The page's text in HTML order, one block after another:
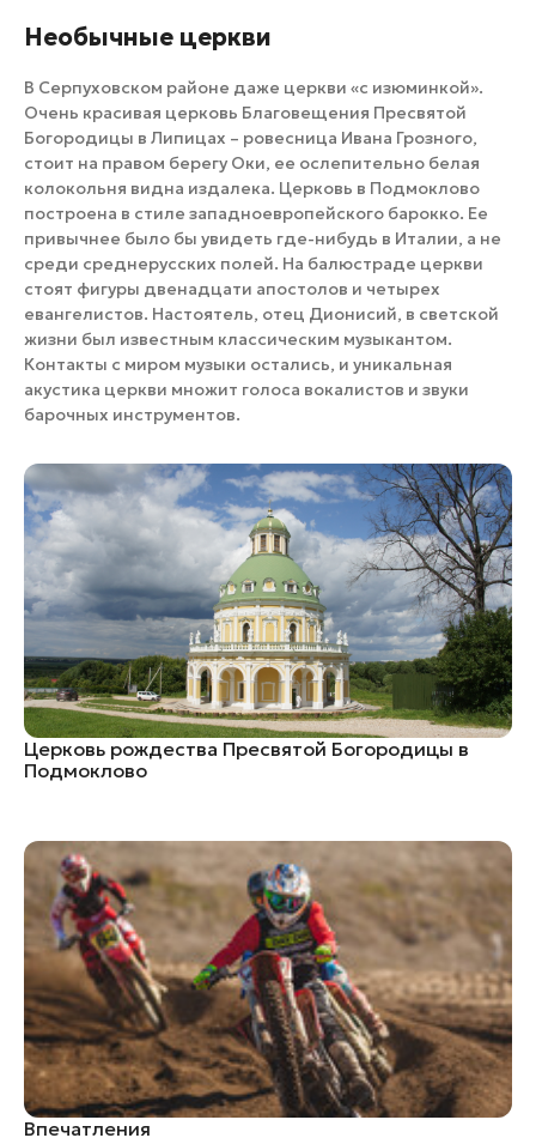
Необычные церкви
В Серпуховском районе даже церкви «с изюминкой».
Очень красивая церковь Благовещения Пресвятой
Богородицы в Липицах – ровесница Ивана Грозного,
стоит на правом берегу Оки, ее ослепительно белая
колокольня видна издалека. Церковь в Подмоклово
построена в стиле западноевропейского барокко. Ее
привычнее было бы увидеть где-нибудь в Италии, а не
среди среднерусских полей. На балюстраде церкви
стоят фигуры двенадцати апостолов и четырех
евангелистов. Настоятель, отец Дионисий, в светской
жизни был известным классическим музыкантом.
Контакты с миром музыки остались, и уникальная
акустика церкви множит голоса вокалистов и звуки
барочных инструментов.
Церковь рождества Пресвятой Богородицы в
Подмоклово
Впечатления